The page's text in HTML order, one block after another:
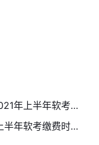
陕西、新疆、西藏3个省2021年上半年软考报名入口4月15日结束
宁夏、浙江2地区2021年上半年软考缴费时间截止至4月13日